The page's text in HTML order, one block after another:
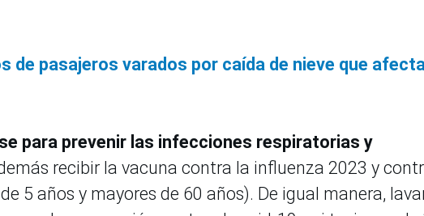
de pasajeros varados por caída de nieve que
para prevenir las infecciones respiratorias y
recibir la vacuna contra la influenza 2023 y
5 años y mayores de 60 años). De igual manera,